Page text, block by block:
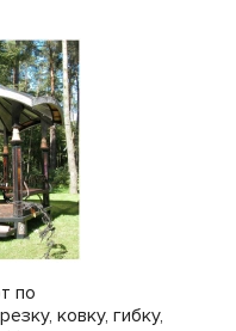
по
ковку, гибку,